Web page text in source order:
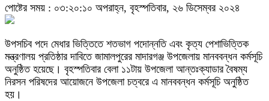
পোষ্টের সময় : ০৩:২০:১০ অপরাহ্ন, বৃহস্পতিবার, ২৬ ডিসেম্বর ২০২৪
উপসচিব পদে মেধার ভিত্তিতে শতভাগ পদোন্নতি এবং কৃত্য পেশাভিত্তিক
মন্ত্রণালয় প্রতিষ্ঠার দাবিতে জামালপুরের মাদারগঞ্জ উপজেলায় মানববন্ধন কর্মসূচি
অনুষ্ঠিত হয়েছে। বৃহস্পতিবার বেলা ১১টায় উপজেলা আন্তঃক্যাডার বৈষম্য
নিরসন পরিষদের আয়োজনে উপজেলা চত্বরে এ মানববন্ধন কর্মসূচি অনুষ্ঠিত
হয়।